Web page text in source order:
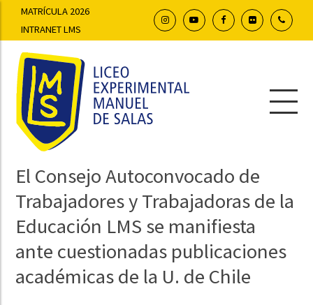
MATRÍCULA 2026
INTRANET LMS
El Consejo Autoconvocado de
Trabajadores y Trabajadoras de la
Educación LMS se manifiesta
ante cuestionadas publicaciones
académicas de la U. de Chile